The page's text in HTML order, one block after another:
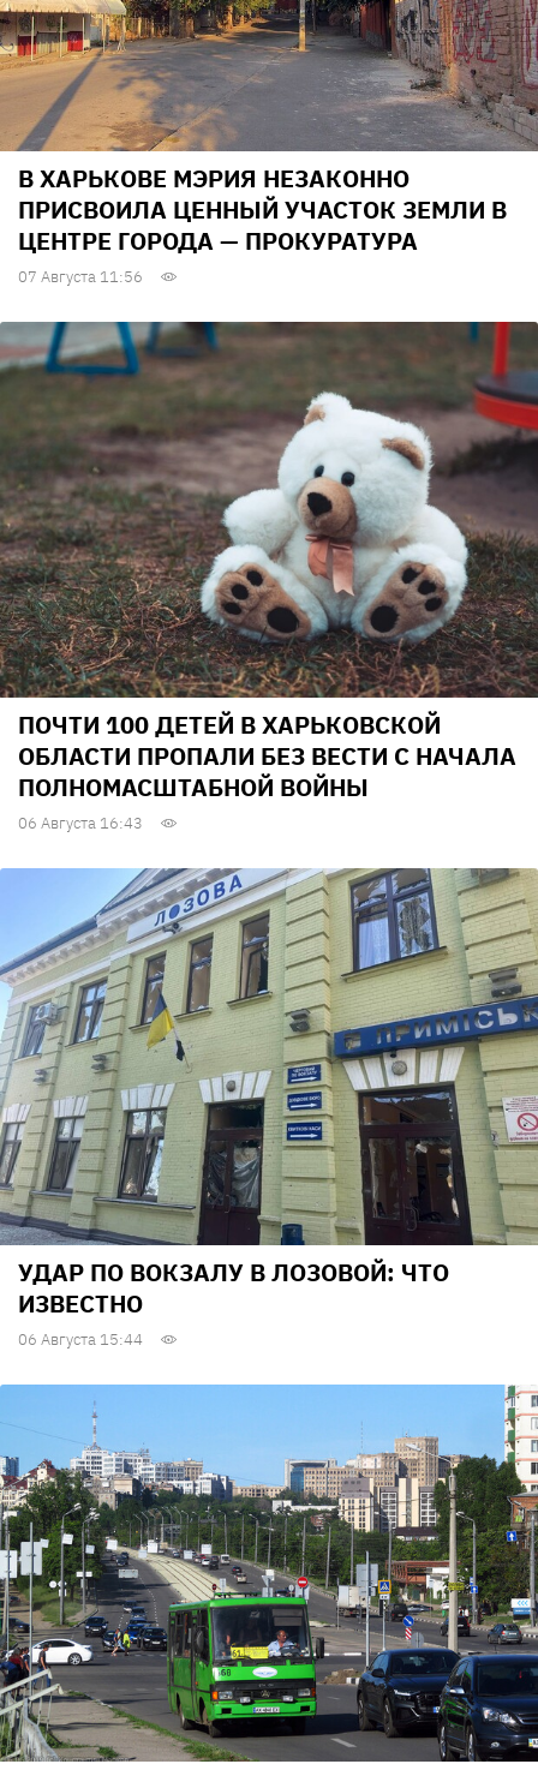
В ХАРЬКОВЕ МЭРИЯ НЕЗАКОННО
ПРИСВОИЛА ЦЕННЫЙ УЧАСТОК ЗЕМЛИ В
ЦЕНТРЕ ГОРОДА — ПРОКУРАТУРА
07 Августа 11:56
ПОЧТИ 100 ДЕТЕЙ В ХАРЬКОВСКОЙ
ОБЛАСТИ ПРОПАЛИ БЕЗ ВЕСТИ С НАЧАЛА
ПОЛНОМАСШТАБНОЙ ВОЙНЫ
06 Августа 16:43
УДАР ПО ВОКЗАЛУ В ЛОЗОВОЙ: ЧТО
ИЗВЕСТНО
06 Августа 15:44